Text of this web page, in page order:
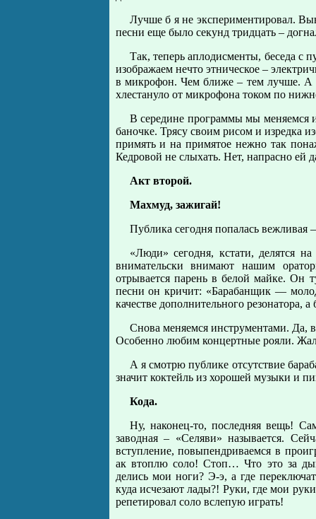
Лучше б я не экспериментировал.
песни еще было секунд тридцать –
Так, теперь аплодисменты, беседа с
изображаем нечто этническое –
в микрофон. Чем ближе – тем лучше. А
хлестануло от микрофона током по
В середине программы мы меняемся
баночке. Трясу своим рисом и изредка
примять и на примятое нежно так
Кедровой не слыхать. Нет, напрасно ей
Акт второй.
Махмуд, зажигай!
Публика сегодня попалась
«Люди» сегодня, кстати, делятся
внимательски внимают нашим
отрывается парень в белой майке. Он
песни он кричит: «Барабанщик —
качестве дополнительного резонатора,
Снова меняемся инструментами. Да,
Особенно любим концертные рояли.
А я смотрю публике отсутствие
значит коктейль из хорошей музыки и
Кода.
Ну, наконец-то, последняя вещь!
заводная – «Селяви» называется.
вступление, повыпендриваемся в
ак втоплю соло! Стоп… Что это за
делись мои ноги? Э-э, а где
куда исчезают лады?! Руки, где мои
репетировал соло вслепую играть!